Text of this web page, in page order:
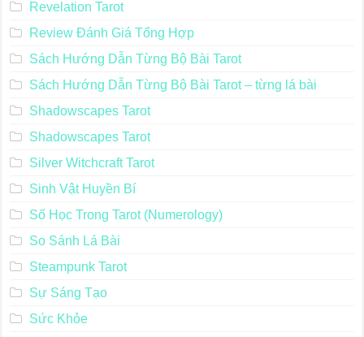
Revelation Tarot
Review Đánh Giá Tổng Hợp
Sách Hướng Dẫn Từng Bộ Bài Tarot
Sách Hướng Dẫn Từng Bộ Bài Tarot – từng lá bài
Shadowscapes Tarot
Shadowscapes Tarot
Silver Witchcraft Tarot
Sinh Vật Huyền Bí
Số Học Trong Tarot (Numerology)
So Sánh Lá Bài
Steampunk Tarot
Sự Sáng Tạo
Sức Khỏe